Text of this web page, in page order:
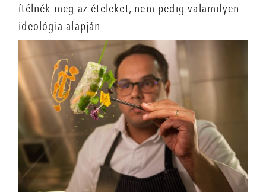
ítélnék meg az ételeket, nem pedig valamilyen
ideológia alapján.